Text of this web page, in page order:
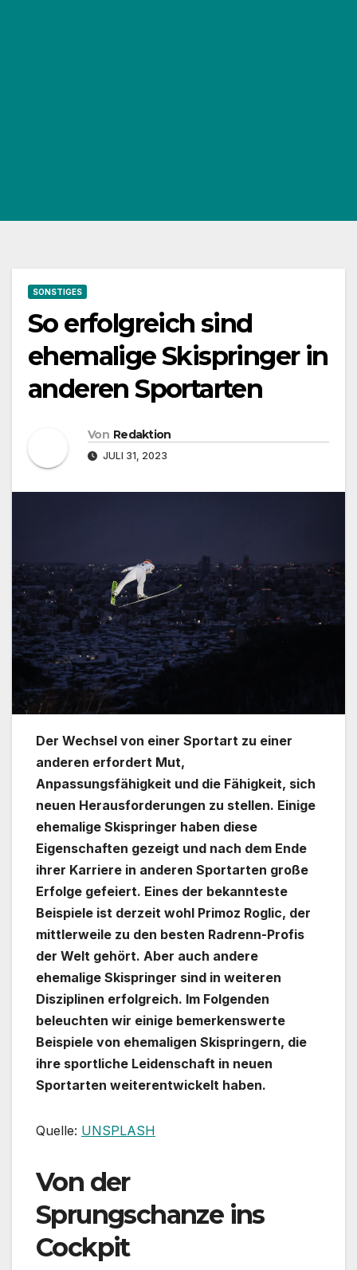
SONSTIGES
So erfolgreich sind
ehemalige Skispringer in
anderen Sportarten
Von Redaktion
JULI 31, 2023
Der Wechsel von einer Sportart zu einer
anderen erfordert Mut,
Anpassungsfähigkeit und die Fähigkeit, sich
neuen Herausforderungen zu stellen. Einige
ehemalige Skispringer haben diese
Eigenschaften gezeigt und nach dem Ende
ihrer Karriere in anderen Sportarten große
Erfolge gefeiert. Eines der bekannteste
Beispiele ist derzeit wohl Primoz Roglic, der
mittlerweile zu den besten Radrenn-Profis
der Welt gehört. Aber auch andere
ehemalige Skispringer sind in weiteren
Disziplinen erfolgreich. Im Folgenden
beleuchten wir einige bemerkenswerte
Beispiele von ehemaligen Skispringern, die
ihre sportliche Leidenschaft in neuen
Sportarten weiterentwickelt haben.
Quelle: UNSPLASH
Von der
Sprungschanze ins
Cockpit